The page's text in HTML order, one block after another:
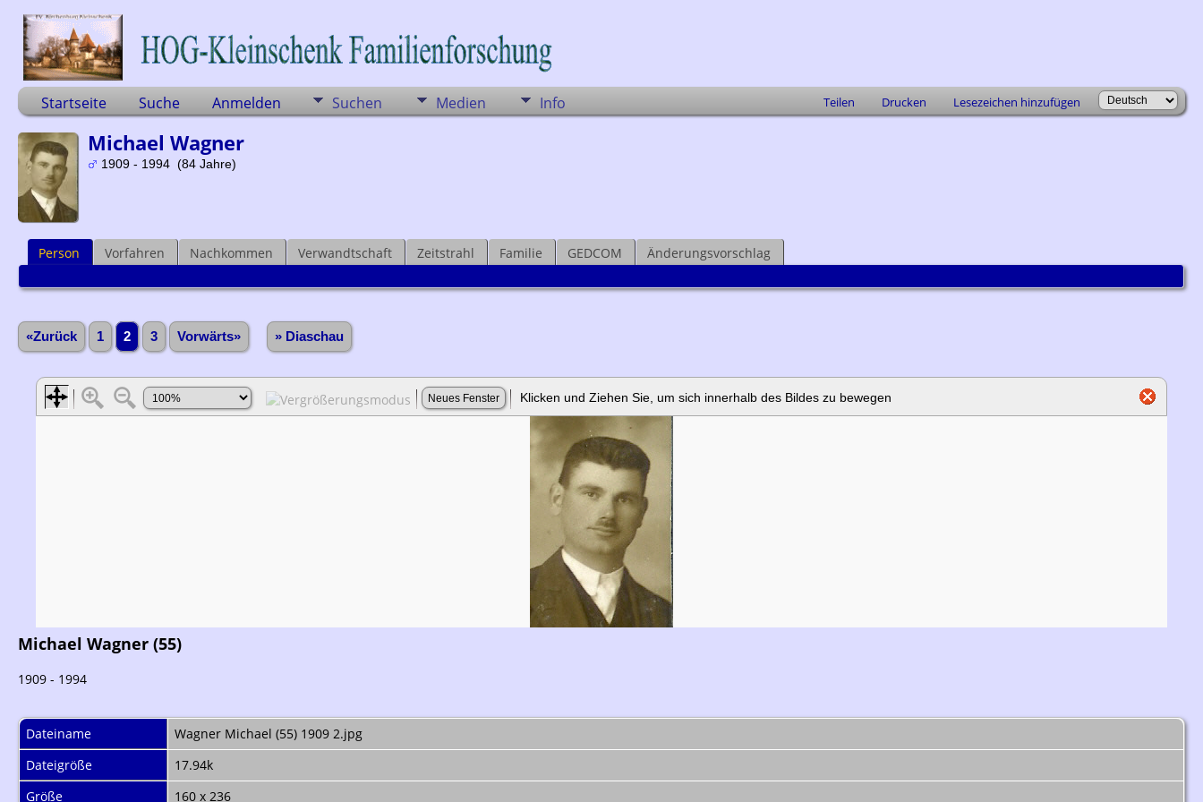
Startseite Suche Anmelden Suchen Medien Info Teilen Drucken Lesezeichen hinzufügen
Michael Wagner
1909 - 1994 (84 Jahre)
Person Vorfahren Nachkommen Verwandtschaft Zeitstrahl Familie GEDCOM Änderungsvorschlag
«Zurück 1 2 3 Vorwärts» » Diaschau
Michael Wagner (55)
1909 - 1994
Dateiname
Wagner Michael (55) 1909 2.jpg
Dateigröße
17.94k
Größe
160 x 236